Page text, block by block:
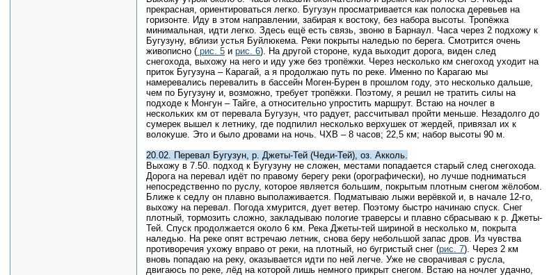
прекрасная, ориентироваться легко. Бугузун просматривается как полоска деревьев на
горизонте. Иду в этом направлении, забирая к востоку, без набора высоты. Тропёжка
минимальная, идти легко. Здесь ещё есть связь, звоню в Барнаул. Часа через 2 подхожу к
Бугузуну, вблизи устья Буйлюкема. Реки покрыты наледью по берега. Смотрится очень
живописно ( рис. 5 и рис. 6). На другой стороне, куда выходит дорога, виден след
снегохода, выхожу на него и иду уже без тропёжки. Через несколько км снегоход уходит на
приток Бугузуна – Карагай, а я продолжаю путь по реке. Именно по Карагаю мы
намеревались перевалить в бассейн Моген-Бурен в прошлом году, это несколько дальше,
чем по Бугузуну и, возможно, требует тропёжки. Поэтому, я решил не тратить силы на
подходе к Монгун – Тайге, а относительно упростить маршрут. Встаю на ночлег в
нескольких км от перевала Бугузун, что радует, рассчитывал пройти меньше. Незадолго до
сумерек вышел к летнику, где подпилил несколько верхушек от жердей, привязал их к
волокуше. Это и было дровами на ночь. ЧХВ – 8 часов; 22,5 км; набор высоты 90 м.
20.02. Перевал Бугузун, р. Джеты-Тей (Чеди-Тей), оз. Акколь.
Выхожу в 7.50. подход к Бугузуну не сложен, местами попадается старый след снегохода.
Дорога на перевал идёт по правому берегу реки (орографически), но лучше подниматься
непосредственно по руслу, которое является большим, покрытым плотным снегом жёлобом.
Ближе к седлу он плавно выполаживается. Подматываю лыжи верёвкой и, в начале 12-го,
выхожу на перевал. Погода хмурится, дует ветер. Поэтому быстро начинаю спуск. Снег
плотный, тормозить сложно, закладываю пологие траверсы и плавно сбрасываю к р. Джеты-
Тей. Спуск продолжается около 6 км. Река Джеты-тей шириной в несколько м, покрыта
наледью. На реке опят встречаю летник, cнова беру небольшой запас дров. Из чувства
противоречия ухожу вправо от реки, на плотный, но бугристый снег (рис. 7). Через 2 км
вновь попадаю на реку, оказывается идти по ней легче. Уже не сворачивая с русла,
двигаюсь по реке, лёд на которой лишь немного прикрыт снегом. Встаю на ночлег удачно,